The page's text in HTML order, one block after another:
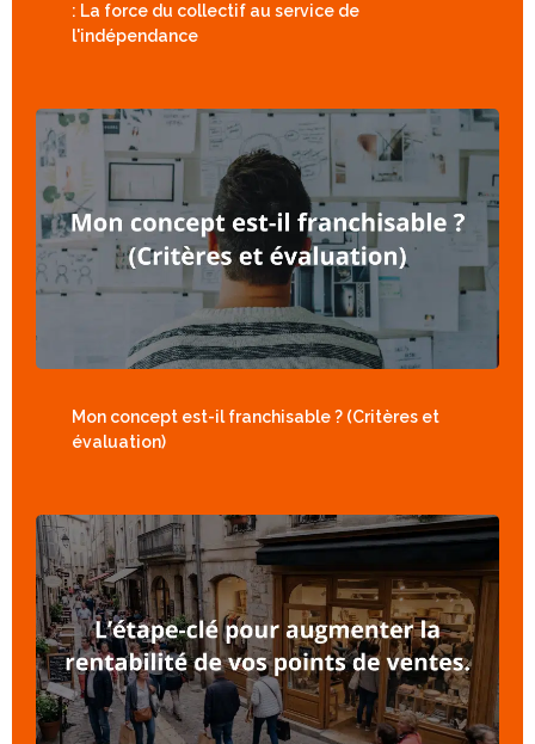
: La force du collectif au service de
l'indépendance
Mon concept est-il franchisable ? (Critères et
évaluation)